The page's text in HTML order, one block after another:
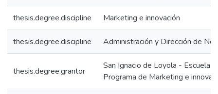
thesis.degree.discipline Marketing e innovación
thesis.degree.discipline Administración y Dirección de
thesis.degree.grantor
San Ignacio de Loyola - Escuela
Programa de Marketing e